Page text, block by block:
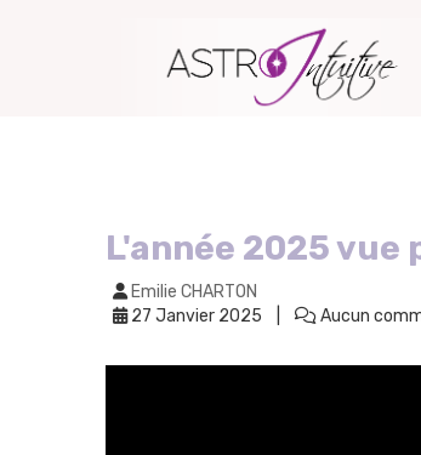
L'année 2025
Emilie CHARTON
27 Janvier 2025
Aucun